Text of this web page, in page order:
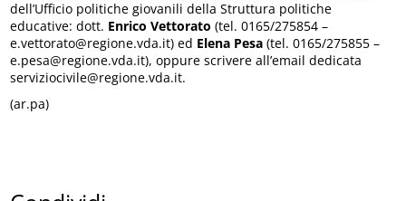
dell’Ufficio politiche giovanili della Struttura politiche
educative: dott. Enrico Vettorato (tel. 0165/275854 –
e.vettorato@regione.vda.it) ed Elena Pesa (tel. 0165/275855 –
e.pesa@regione.vda.it), oppure scrivere all’email dedicata
serviziocivile@regione.vda.it.
(ar.pa)